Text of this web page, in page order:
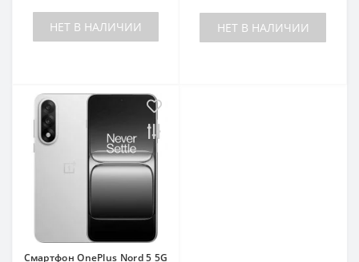
НЕТ В НАЛИЧИИ НЕТ В НАЛИЧИИ
Смартфон OnePlus Nord 5 5G